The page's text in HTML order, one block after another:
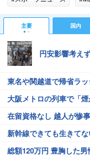
主要 国内
円安影響考え
東名や関越道で帰省ラ
大阪メトロの列車で「煙
在留資格なし 越人が惨
新幹線できても生きて
総額120万円 豊胸した